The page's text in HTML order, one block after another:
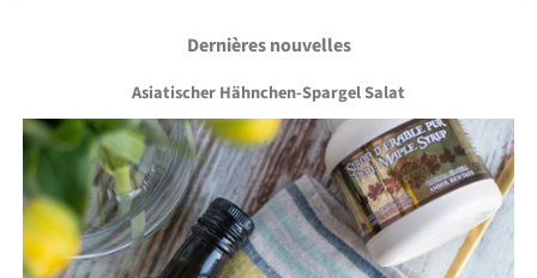
Dernières nouvelles
Asiatischer Hähnchen-Spargel Salat